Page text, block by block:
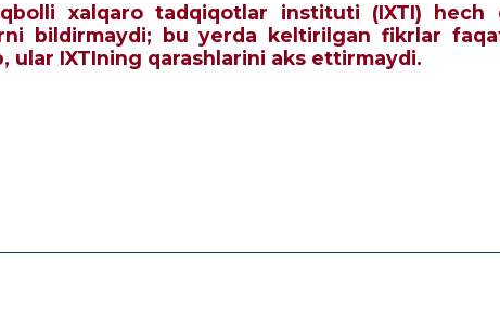
xalqaro tadqiqotlar instituti (IXTI) hech
bildirmaydi; bu yerda keltirilgan fikrlar
ular IXTIning qarashlarini aks ettirmaydi.